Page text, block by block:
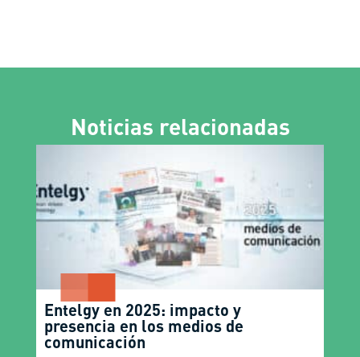
Noticias relacionadas
Entelgy en 2025: impacto y
presencia en los medios de
comunicación